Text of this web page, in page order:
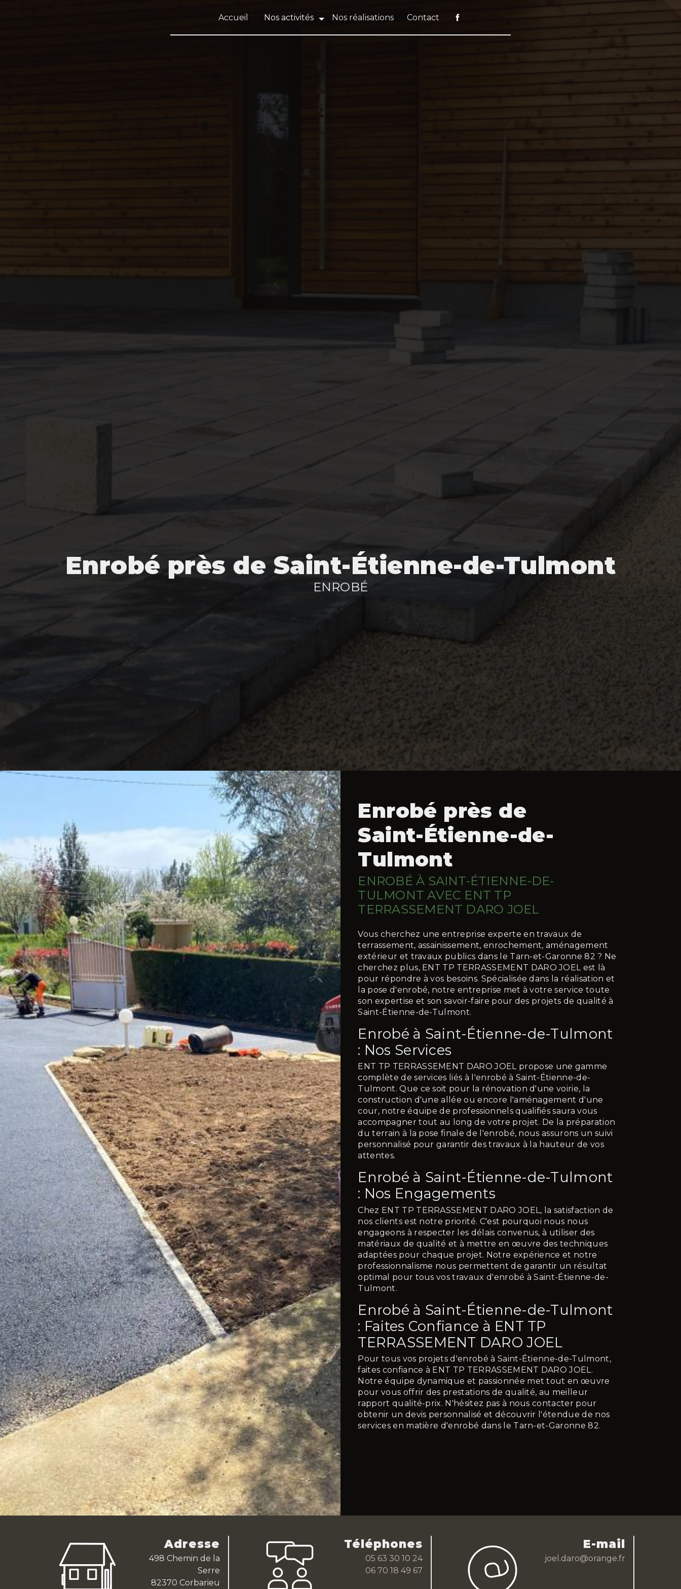
Accueil Nos activités Nos réalisations Contact
Enrobé près de Saint-Étienne-de-Tulmont
ENROBÉ
Enrobé près de
Saint-Étienne-de-
Tulmont
ENROBÉ À SAINT-ÉTIENNE-DE-
TULMONT AVEC ENT TP
TERRASSEMENT DARO JOEL
Vous cherchez une entreprise experte en travaux de
terrassement, assainissement, enrochement, aménagement
extérieur et travaux publics dans le Tarn-et-Garonne 82 ? Ne
cherchez plus, ENT TP TERRASSEMENT DARO JOEL est là
pour répondre à vos besoins. Spécialisée dans la réalisation et
la pose d'enrobé, notre entreprise met à votre service toute
son expertise et son savoir-faire pour des projets de qualité à
Saint-Étienne-de-Tulmont.
Enrobé à Saint-Étienne-de-Tulmont
: Nos Services
ENT TP TERRASSEMENT DARO JOEL propose une gamme
complète de services liés à l'enrobé à Saint-Étienne-de-
Tulmont. Que ce soit pour la rénovation d'une voirie, la
construction d'une allée ou encore l'aménagement d'une
cour, notre équipe de professionnels qualifiés saura vous
accompagner tout au long de votre projet. De la préparation
du terrain à la pose finale de l'enrobé, nous assurons un suivi
personnalisé pour garantir des travaux à la hauteur de vos
attentes.
Enrobé à Saint-Étienne-de-Tulmont
: Nos Engagements
Chez ENT TP TERRASSEMENT DARO JOEL, la satisfaction de
nos clients est notre priorité. C'est pourquoi nous nous
engageons à respecter les délais convenus, à utiliser des
matériaux de qualité et à mettre en œuvre des techniques
adaptées pour chaque projet. Notre expérience et notre
professionnalisme nous permettent de garantir un résultat
optimal pour tous vos travaux d'enrobé à Saint-Étienne-de-
Tulmont.
Enrobé à Saint-Étienne-de-Tulmont
: Faites Confiance à ENT TP
TERRASSEMENT DARO JOEL
Pour tous vos projets d'enrobé à Saint-Étienne-de-Tulmont,
faites confiance à ENT TP TERRASSEMENT DARO JOEL.
Notre équipe dynamique et passionnée met tout en œuvre
pour vous offrir des prestations de qualité, au meilleur
rapport qualité-prix. N'hésitez pas à nous contacter pour
obtenir un devis personnalisé et découvrir l'étendue de nos
services en matière d'enrobé dans le Tarn-et-Garonne 82.
Adresse
498 Chemin de la
Serre
82370 Corbarieu
Téléphones
05 63 30 10 24
06 70 18 49 67
E-mail
joel.daro@orange.fr